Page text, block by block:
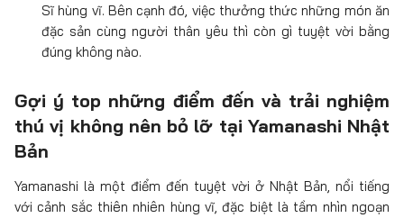
Sĩ hùng vĩ. Bên cạnh đó, việc thưởng thức những món ăn
đặc sản cùng người thân yêu thì còn gì tuyệt vời bằng
đúng không nào.
Gợi ý top những điểm đến và trải nghiệm
thú vị không nên bỏ lỡ tại Yamanashi Nhật
Bản
Yamanashi là một điểm đến tuyệt vời ở Nhật Bản, nổi tiếng
với cảnh sắc thiên nhiên hùng vĩ, đặc biệt là tầm nhìn ngoạn